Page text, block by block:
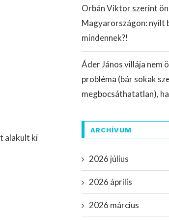
alakult ki
Orbán Viktor szerint
Magyarországon: nyílt
mindennek?!
Áder János villája nem
probléma (bár sokak
megbocsáthatatlan),
ARCHÍVUM
2026 július
2026 április
2026 március